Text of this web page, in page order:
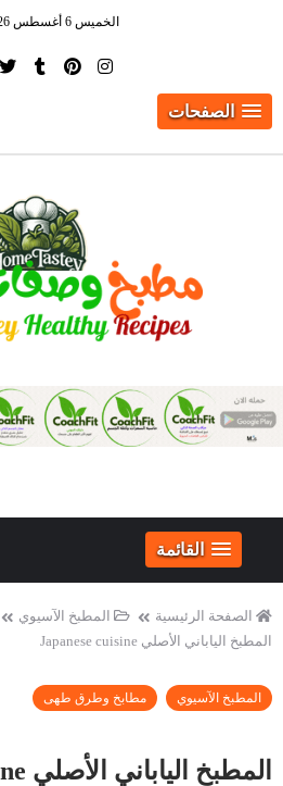
الخميس 6 أغسطس 2026
الصفحات
القائمة
الصفحة الرئيسية المطبخ الآسيوي
المطبخ الياباني الأصلي Japanese cuisine
المطبخ الآسيوي مطابخ وطرق طهى
المطبخ الياباني الأصلي Japanese cuisine